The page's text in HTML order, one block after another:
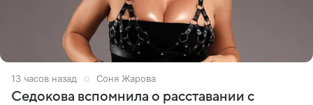
13 часов назад Соня Жарова
Седокова вспомнила о расставании с